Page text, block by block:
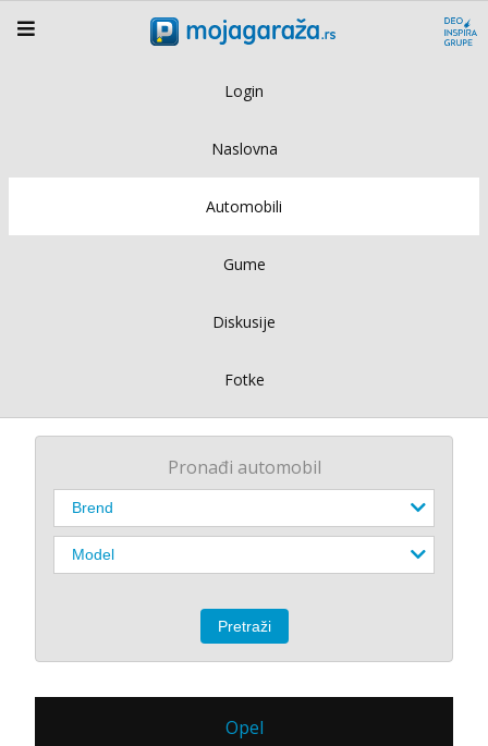
Login
Naslovna
Automobili
Gume
Diskusije
Fotke
Pronađi automobil
Opel